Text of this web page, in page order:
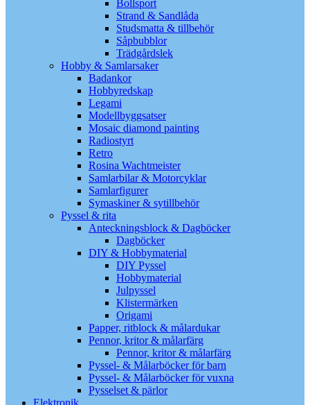
Bollsport
Strand & Sandlåda
Studsmatta & tillbehör
Såpbubblor
Trädgårdslek
Hobby & Samlarsaker
Badankor
Hobbyredskap
Legami
Modellbyggsatser
Mosaic diamond painting
Radiostyrt
Retro
Rosina Wachtmeister
Samlarbilar & Motorcyklar
Samlarfigurer
Symaskiner & sytillbehör
Pyssel & rita
Anteckningsblock & Dagböcker
Dagböcker
DIY & Hobbymaterial
DIY Pyssel
Hobbymaterial
Julpyssel
Klistermärken
Origami
Papper, ritblock & målardukar
Pennor, kritor & målarfärg
Pennor, kritor & målarfärg
Pyssel- & Målarböcker för barn
Pyssel- & Målarböcker för vuxna
Pysselset & pärlor
Elektronik